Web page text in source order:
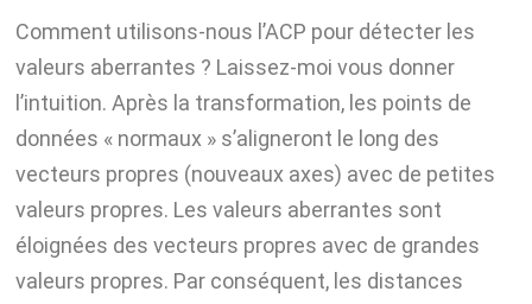
Comment utilisons-nous l’ACP pour détecter les
valeurs aberrantes ? Laissez-moi vous donner
l’intuition. Après la transformation, les points de
données « normaux » s’aligneront le long des
vecteurs propres (nouveaux axes) avec de petites
valeurs propres. Les valeurs aberrantes sont
éloignées des vecteurs propres avec de grandes
valeurs propres. Par conséquent, les distances